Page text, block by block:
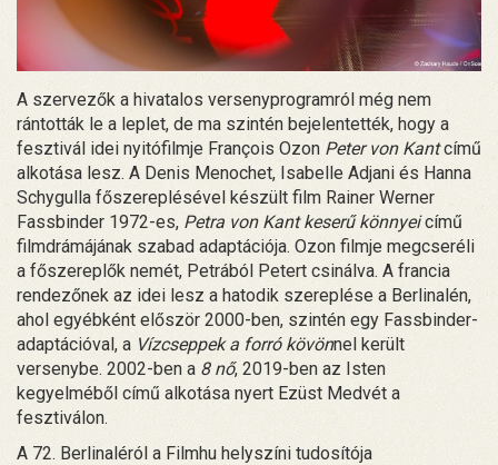
A szervezők a hivatalos versenyprogramról még nem
rántották le a leplet, de ma szintén bejelentették, hogy a
fesztivál idei nyitófilmje François Ozon Peter von Kantcímű
alkotása lesz. A Denis Menochet, Isabelle Adjani és Hanna
Schygulla főszereplésével készült film Rainer Werner
Fassbinder 1972-es, Petra von Kant keserű könnyeicímű
filmdrámájának szabad adaptációja. Ozon filmje megcseréli
a főszereplők nemét, Petrából Petert csinálva. A francia
rendezőnek az idei lesz a hatodik szereplése a Berlinalén,
ahol egyébként először 2000-ben, szintén egy Fassbinder-
adaptációval, a Vízcseppek a forró kövönnel került
versenybe. 2002-ben a 8 nő, 2019-ben az Isten
kegyelméből című alkotása nyert Ezüst Medvét a
fesztiválon.
A 72. Berlinaléról a Filmhu helyszíni tudosítója